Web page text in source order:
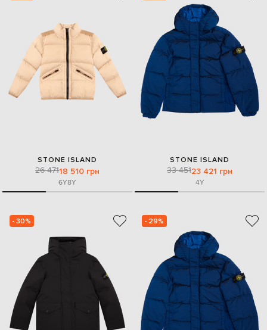
STONE ISLAND
26 47118 510 грн
6Y8Y
STONE ISLAND
33 45123 421 грн
4Y
- 30% - 29%